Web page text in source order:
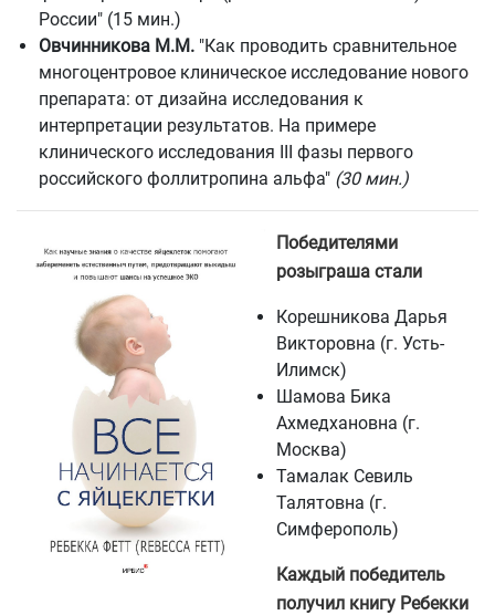
России" (15 мин.)
Овчинникова М.М. "Как проводить сравнительное
многоцентровое клиническое исследование нового
препарата: от дизайна исследования к
интерпретации результатов. На примере
клинического исследования III фазы первого
российского фоллитропина альфа" (30 мин.)
Победителями
розыграша стали
Корешникова Дарья
Викторовна (г. Усть-
Илимск)
Шамова Бика
Ахмедхановна (г.
Москва)
Тамалак Севиль
Талятовна (г.
Симферополь)
Каждый победитель
получил книгу Ребекки